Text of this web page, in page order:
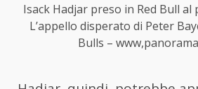
Isack Hadjar preso in Red Bull al
L’appello disperato di Peter
Bulls –